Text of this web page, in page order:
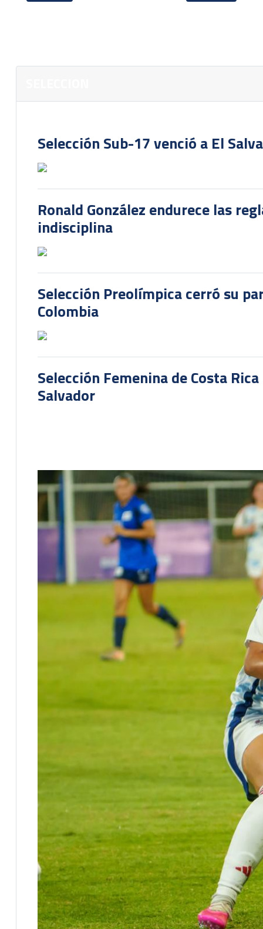
Selección Sub-17 venció a El
Ronald González endurece las
indisciplina
Selección Preolímpica cerró su
Colombia
Selección Femenina de Costa
Salvador